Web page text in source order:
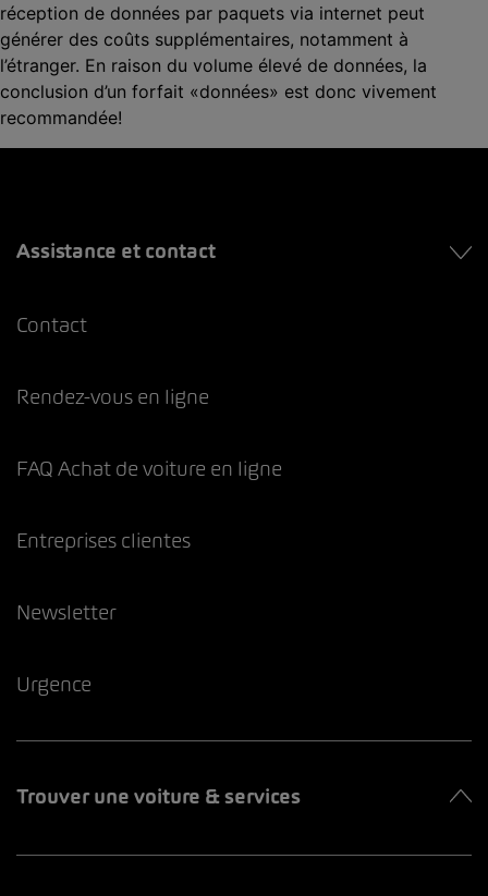
réception de données par paquets via internet peut
générer des coûts supplémentaires, notamment à
l’étranger. En raison du volume élevé de données, la
conclusion d’un forfait «données» est donc vivement
recommandée!
Assistance et contact
Contact
Rendez-vous en ligne
FAQ Achat de voiture en ligne
Entreprises clientes
Newsletter
Urgence
Trouver une voiture & services